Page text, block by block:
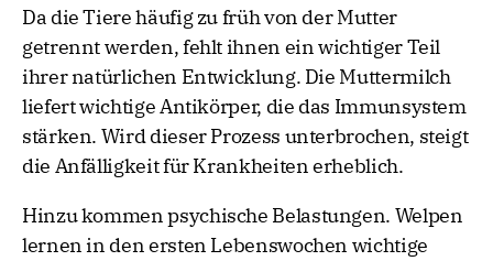
Da die Tiere häufig zu früh von der Mutter
getrennt werden, fehlt ihnen ein wichtiger Teil
ihrer natürlichen Entwicklung. Die Muttermilch
liefert wichtige Antikörper, die das Immunsystem
stärken. Wird dieser Prozess unterbrochen, steigt
die Anfälligkeit für Krankheiten erheblich.
Hinzu kommen psychische Belastungen. Welpen
lernen in den ersten Lebenswochen wichtige